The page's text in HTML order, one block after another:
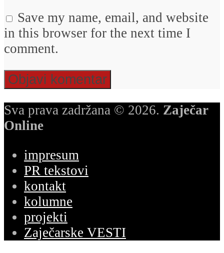
Save my name, email, and website
in this browser for the next time I
comment.
Sva prava zadržana © 2026. Zaječar
Online
impresum
PR tekstovi
kontakt
kolumne
projekti
Zaječarske VESTI